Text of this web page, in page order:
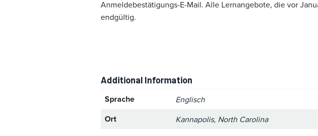
Anmeldebestätigungs-E-Mail. Alle Lernangebote, die vor
endgültig.
Additional Information
Sprache Englisch
Ort Kannapolis, North Carolina